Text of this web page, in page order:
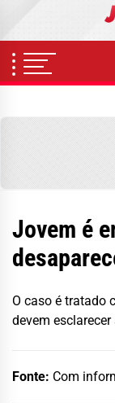
content
Jovem é
O caso é tratado
devem
Fonte: Com